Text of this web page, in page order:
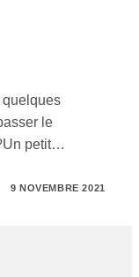
quelques
le
petit…
9 NOVEMBRE 2021